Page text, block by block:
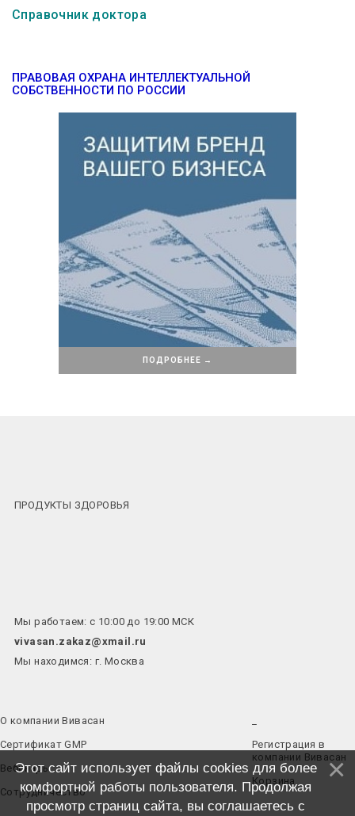
Справочник доктора
ПРАВОВАЯ ОХРАНА ИНТЕЛЛЕКТУАЛЬНОЙ
СОБСТВЕННОСТИ ПО РОССИИ
ПОДРОБНЕЕ →
ПРОДУКТЫ ЗДОРОВЬЯ
Мы работаем: с 10:00 до 19:00 МСК
vivasan.zakaz@xmail.ru
Мы находимся: г. Москва
О компании Вивасан
Сертификат GMP
Вебинары
Сотрудничество
Регистрация в
компании Вивасан
Корзина
Этот сайт использует файлы cookies для более
комфортной работы пользователя. Продолжая
просмотр страниц сайта, вы соглашаетесь с